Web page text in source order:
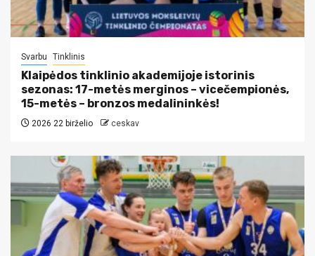
Svarbu Tinklinis
Klaipėdos tinklinio akademijoje istorinis
sezonas: 17-metės merginos – vicečempionės,
15-metės – bronzos medalininkės!
2026 22 birželio ceskav